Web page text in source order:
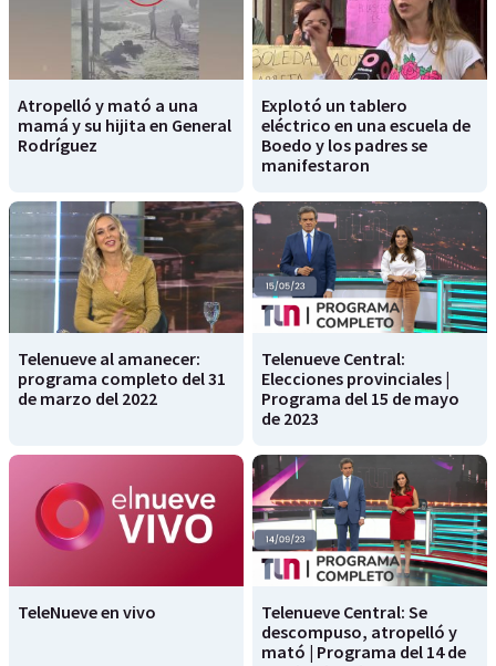
Atropelló y mató a una
mamá y su hijita en General
Rodríguez
Explotó un tablero
eléctrico en una escuela de
Boedo y los padres se
manifestaron
Telenueve al amanecer:
programa completo del 31
de marzo del 2022
Telenueve Central:
Elecciones provinciales |
Programa del 15 de mayo
de 2023
TeleNueve en vivo
Telenueve Central: Se
descompuso, atropelló y
mató | Programa del 14 de